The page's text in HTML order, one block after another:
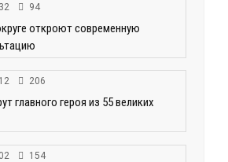
94
откроют современную
206
главного героя из 55 великих
154